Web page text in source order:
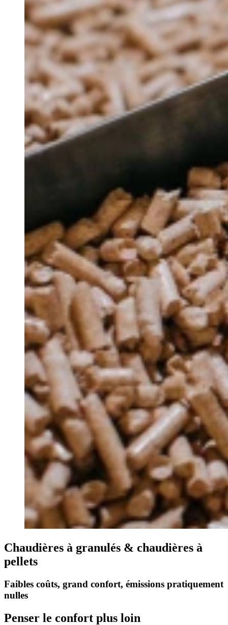
Chaudières à granulés & chaudières à
pellets
Faibles coûts, grand confort, émissions pratiquement
nulles
Penser le confort plus loin